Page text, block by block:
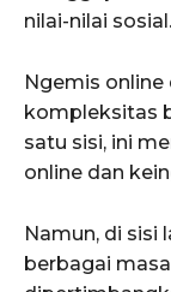
nilai-nilai sosial.
Ngemis online
kompleksitas
satu sisi, ini
online dan
Namun, di sisi
berbagai